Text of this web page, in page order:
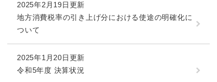
2025年2月19日更新
地方消費税率の引き上げ分における使途の明確化に
ついて
2025年1月20日更新
令和5年度 決算状況